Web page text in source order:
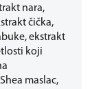
nara,
čička,
ekstrakt
koji
maslac,